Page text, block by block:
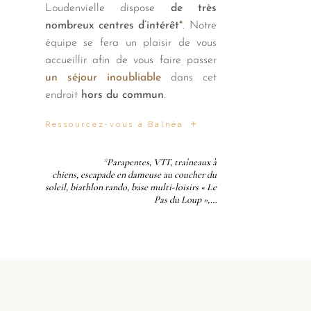
Loudenvielle dispose de très
nombreux centres d’intérêt*. Notre
équipe se fera un plaisir de vous
accueillir afin de vous faire passer
un séjour inoubliable dans cet
endroit hors du commun.
Ressourcez-vous à Balnéa
*Parapentes, VTT, traîneaux à
chiens, escapade en dameuse au coucher du
soleil, biathlon rando, base multi-loisirs « Le
Pas du Loup »,…